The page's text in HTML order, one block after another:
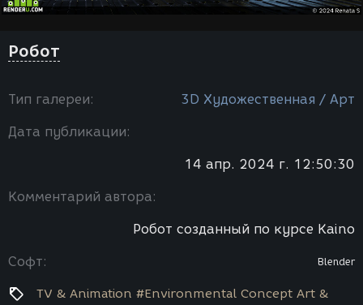
Робот
Тип галереи: 3D Художественная / Арт
Дата публикации:
14 апр. 2024 г. 12:50:30
Комментарий автора:
Робот созданный по курсе Kaino
Софт: Blender
TV & Animation #Environmental Concept Art &